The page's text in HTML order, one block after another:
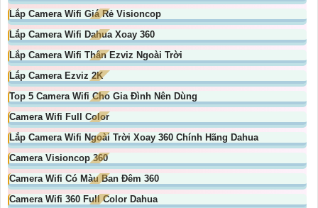
Lắp Camera Wifi Giá Rẻ Visioncop
Lắp Camera Wifi Dahua Xoay 360
Lắp Camera Wifi Thân Ezviz Ngoài Trời
Lắp Camera Ezviz 2K
Top 5 Camera Wifi Cho Gia Đình Nên Dùng
Camera Wifi Full Color
Lắp Camera Wifi Ngoài Trời Xoay 360 Chính Hãng Dahua
Camera Visioncop 360
Camera Wifi Có Màu Ban Đêm 360
Camera Wifi 360 Full Color Dahua